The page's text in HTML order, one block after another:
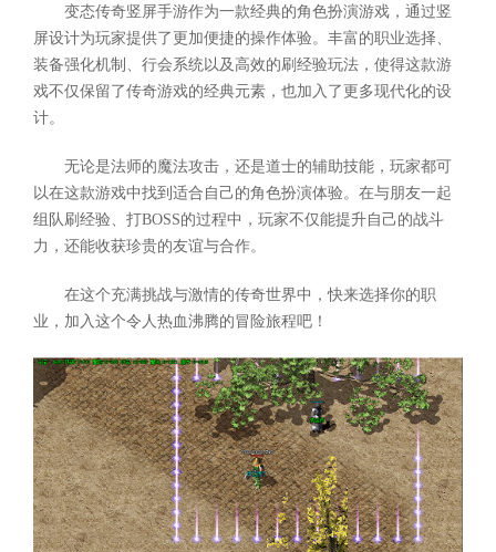
变态传奇竖屏手游作为一款经典的角色扮演游戏，通过竖
屏设计为玩家提供了更加便捷的操作体验。丰富的职业选择、
装备强化机制、行会系统以及高效的刷经验玩法，使得这款游
戏不仅保留了传奇游戏的经典元素，也加入了更多现代化的设
计。
无论是法师的魔法攻击，还是道士的辅助技能，玩家都可
以在这款游戏中找到适合自己的角色扮演体验。在与朋友一起
组队刷经验、打BOSS的过程中，玩家不仅能提升自己的战斗
力，还能收获珍贵的友谊与合作。
在这个充满挑战与激情的传奇世界中，快来选择你的职
业，加入这个令人热血沸腾的冒险旅程吧！